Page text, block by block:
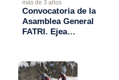
más de 3 años
Convocatoria de la
Asamblea General
FATRI. Ejea